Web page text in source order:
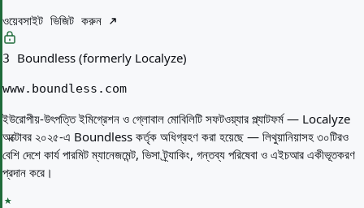
ওয়েবসাইট ভিজিট করুন
3 Boundless (formerly Localyze)
www.boundless.com
ইউরোপীয়-উৎপত্তি ইমিগ্রেশন ও গ্লোবাল মোবিলিটি সফটওয়্যার প্ল্যাটফর্ম — Localyze
অক্টোবর ২০২৫-এ Boundless কর্তৃক অধিগ্রহণ করা হয়েছে — লিথুয়ানিয়াসহ ৩০টিরও
বেশি দেশে কার্য পারমিট ম্যানেজমেন্ট, ভিসা ট্র্যাকিং, গন্তব্য পরিষেবা ও এইচআর একীভূতকরণ
প্রদান করে।